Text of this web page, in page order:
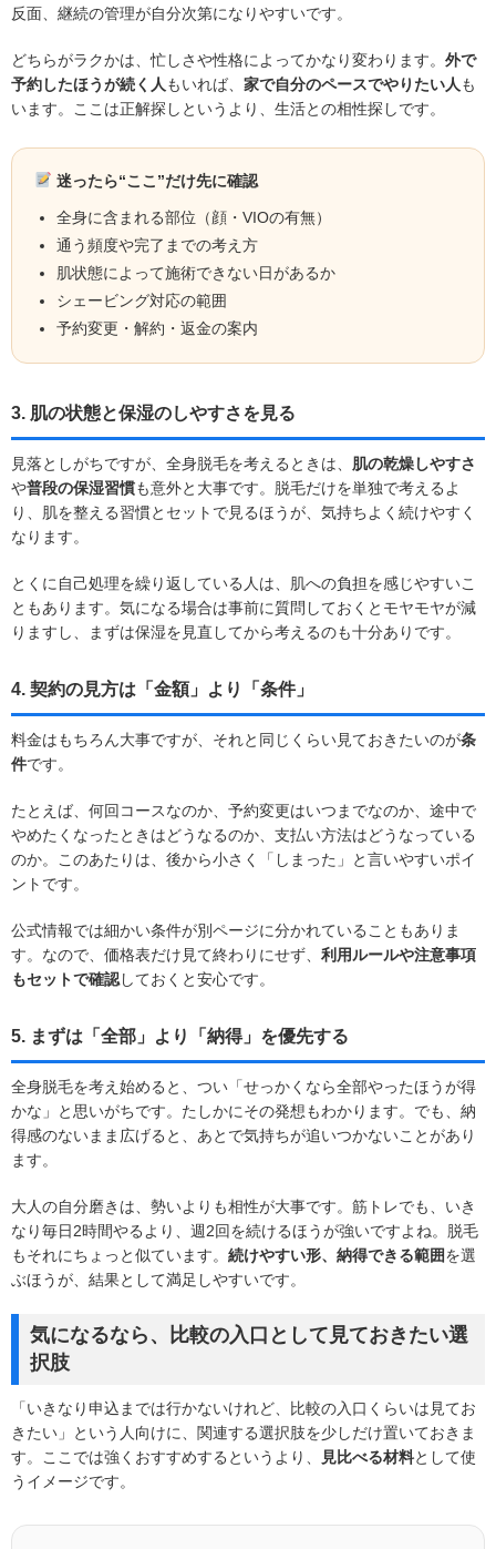
反面、継続の管理が自分次第になりやすいです。
どちらがラクかは、忙しさや性格によってかなり変わります。 外で
予約したほうが続く人 もいれば、 家で自分のペースでやりたい人 も
います。ここは正解探しというより、生活との相性探しです。
迷ったら“ここ”だけ先に確認
全身に含まれる部位（顔・VIOの有無）
通う頻度や完了までの考え方
肌状態によって施術できない日があるか
シェービング対応の範囲
予約変更・解約・返金の案内
3. 肌の状態と保湿のしやすさを見る
見落としがちですが、全身脱毛を考えるときは、 肌の乾燥しやすさ
や普段の保湿習慣も意外と大事です。脱毛だけを単独で考えるよ
り、肌を整える習慣とセットで見るほうが、気持ちよく続けやすく
なります。
とくに自己処理を繰り返している人は、肌への負担を感じやすいこ
ともあります。気になる場合は事前に質問しておくとモヤモヤが減
りますし、まずは保湿を見直してから考えるのも十分ありです。
4. 契約の見方は「金額」より「条件」
料金はもちろん大事ですが、それと同じくらい見ておきたいのが条
件です。
たとえば、何回コースなのか、予約変更はいつまでなのか、途中で
やめたくなったときはどうなるのか、支払い方法はどうなっている
のか。このあたりは、後から小さく「しまった」と言いやすいポイ
ントです。
公式情報では細かい条件が別ページに分かれていることもありま
す。なので、価格表だけ見て終わりにせず、 利用ルールや注意事項
もセットで確認しておくと安心です。
5. まずは「全部」より「納得」を優先する
全身脱毛を考え始めると、つい「せっかくなら全部やったほうが得
かな」と思いがちです。たしかにその発想もわかります。でも、納
得感のないまま広げると、あとで気持ちが追いつかないことがあり
ます。
大人の自分磨きは、勢いよりも相性が大事です。筋トレでも、いき
なり毎日2時間やるより、週2回を続けるほうが強いですよね。脱毛
もそれにちょっと似ています。 続けやすい形、納得できる範囲を選
ぶほうが、結果として満足しやすいです。
気になるなら、比較の入口として見ておきたい選
択肢
「いきなり申込までは行かないけれど、比較の入口くらいは見てお
きたい」という人向けに、関連する選択肢を少しだけ置いておきま
す。ここでは強くおすすめするというより、
見比べる材料として使
うイメージです。